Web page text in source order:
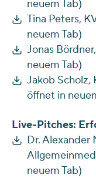
neuem Tab)
Tina Peters,
neuem Tab)
Jonas
neuem Tab)
Jakob Scholz,
öffnet in
Live-Pitches:
Dr. Alexander
neuem Tab)